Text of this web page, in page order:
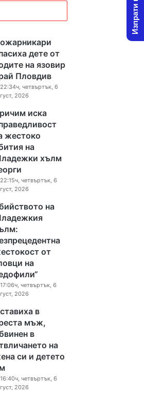
дете от
на язовир
Пловдив
22:34ч, четвъртък, 6
2026
иска
жестоко
на
хълм
22:15ч, четвъртък, 6
2026
на
от
на
17:06ч, четвъртък, 6
2026
в
мъж,
в
на
си и детето
16:40ч, четвъртък, 6
2026